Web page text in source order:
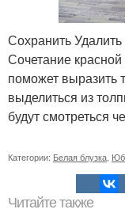
Сохранить Удалить
Сочетание
поможет выразить
выделиться из
будут смотреться
Категории: Белая блузка,
Читайте также